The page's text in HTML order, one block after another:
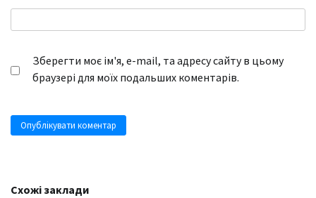
Зберегти моє ім'я, e-mail, та адресу сайту в цьому
браузері для моїх подальших коментарів.
Схожі заклади